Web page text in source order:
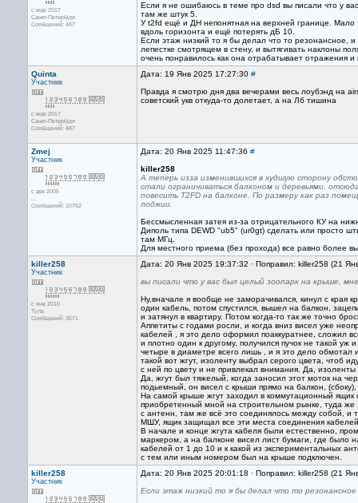
с мар 2017
Санкт-Петербург
Сообщений: 487
Если я не ошибаюсь в теме про dsd вы писали что у
там же штук 5.
У t2fd ещё и ДН непонятная на верхней границе. Мало
вдоль горизонта и ещё потерять дБ 10.
Если этаж низкий то я бы делал что то резонансное,
лепестке смотрящем в стену, и вытягивать наклоны
очень понравилось как она отрабатывает отражения и
Quinta
Участник
с мар 2017
Санкт-Петербург
Сообщений: 487
Дата: 19 Янв 2025 17:27:30 #
Правда я смотрю дня два вечерами весь лоубэнд на
советский укв откуда-то долетает, а на Лб тишина
Zmej
Участник
с дек 2005
...
Сообщений: 10762
Дата: 20 Янв 2025 11:47:36 #
killer258
А теперь изза изменившихся в худшую сторону
стали ограничиваться балконом и деревьями,
повесить Т2FD на балконе. По размеру как раз
лоджии.
Бессмысленная затея из-за отрицательного КУ на
Диполь типа DEWD "ub5" (ur0gt) сделать или просто
там МГц.
Для местного приема (без прохода) все равно более
killer258
Участник
с янв 2010
Тула
Сообщений: 3571
Дата: 20 Янв 2025 19:37:32 · Поправил: killer258 (21
вы писали что у вас был целый зоопарк на крыше,
Ну,вначале я вообще не заморачивался, кинул с края
один кабель, потом спустился, вышел на балкон,
и затянул в квартиру. Потом когда-то так же точно
Аппетиты с годами росли, и когда вниз висел уже
кабелей , я это дело оформил поаккуратнее, сложил
и плотно один к другому, получился пучок не такой уж
четыре в диаметре всего лишь , и я это дело обмотал
такой вот жгут, изоленту выбрал серого цвета, чтоб
с ней по цвету и не привлекал внимания. Да,
Да, жгут был тяжелый, когда заносил этот моток на
подьемный, он висел с крыши прямо на балкон,
На самой крыше жгут заходил в коммутационный ящик
приобретенный мной на строительном рынке, туда же
с антенн, там же всё это соединялось между собой, и
МШУ, ящик защищал все эти места соединения
В начале и конце жгута кабеля были естественно,
маркером, а на балконе висел лист бумаги, где было
кабелей от 1 до 10 и к какой из экспериментальных
с тем или иным номером был на крыше подключен.
killer258
Участник
Дата: 20 Янв 2025 20:01:18 · Поправил: killer258 (21
Если этаж низкий то я бы делал что то резонансное